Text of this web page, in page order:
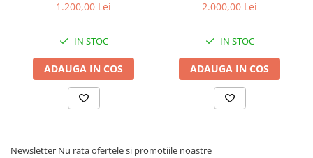
1.200,00 Lei
IN STOC
ADAUGA IN COS
16 GB RAM, 512 GB SSD,
2.000,00 Lei
IN STOC
ADAUGA IN COS
Newsletter Nu rata ofertele si promotiile noastre